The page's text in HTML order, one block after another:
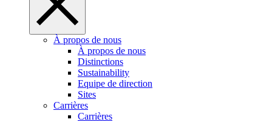
À propos de nous
À propos de nous
Distinctions
Sustainability
Equipe de direction
Sites
Carrières
Carrières